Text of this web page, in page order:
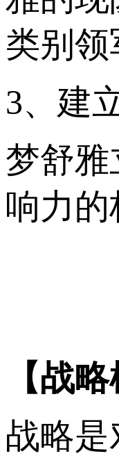
类别领
3、建
梦舒雅
响力
【战略
战略